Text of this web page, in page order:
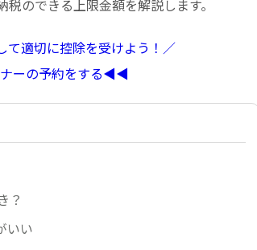
のできる上限金額を解説します。
て適切に控除を受けよう！／
ーの予約をする◀︎◀︎
？
いい